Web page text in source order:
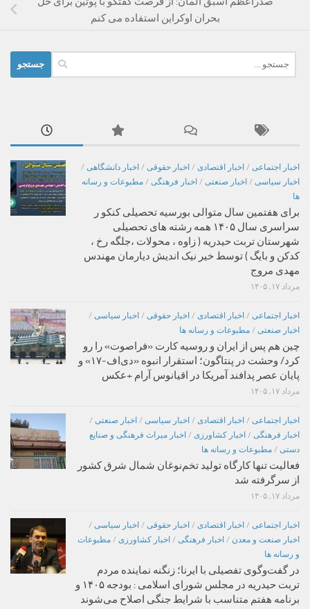
بحران اوکراین استفاده می کنم
برای:
اخبار اجتماعی / اخبار اقتصادی / اخبار حقوقی / اخبار دانشگاهی /
اخبار سیاسی / اخبار صنعتی / اخبار فرهنگی / مطبوعات و رسانه
ها
برای هفتمین سال متوالی بورسیه تحصیلی کنکو ر
سراسری سال ۱۴۰۵ همه رشته های تحصیلی
شهرستان تربت حیدریه ( زاوه ، محولات ،جلگه رخ ،
کدکن و بایگ ) توسط خیر نیک اندیش دیارمان مهندس
مهدی مروج
مرداد ۱۷, ۱۴۰۵
اخبار اجتماعی / اخبار اقتصادی / اخبار حقوقی / اخبار سیاسی /
اخبار صنعتی / مطبوعات و رسانه ها
چین هم پس از ایران و روسیه کارت «فراصوت» را رو
کرد/ وحشت در پنتاگون؛ استقرار انبوه «دی‌اف‑۱۷» و
پایان عصر پدافند آمریکا در اقیانوس آرام +عکس
مرداد ۱۷, ۱۴۰۵
اخبار اجتماعی / اخبار اقتصادی / اخبار سیاسی / اخبار صنعتی /
اخبار فرهنگی / اخبار کشاورزی / اخبار میراث فرهنگی و صنایع
دستی / مطبوعات و رسانه ها
فعالیت تنها کارگاه تولید تخم‌نوغان شمال شرق کشور
از سرگرفته شد
مرداد ۱۷, ۱۴۰۵
اخبار اجتماعی / اخبار اقتصادی / اخبار حقوقی / اخبار سیاسی /
اخبار صنعت و معدن / اخبار فرهنگی / اخبار کشاورزی / مطبوعات
و رسانه ها
در گفت‌وگوی تفصیلی با ایرنا؛ زنگنه نماینده مردم
تربت حیدریه در مجلس شورای اسلامی : بودجه ۱۴۰۵ و
برنامه هفتم متناسب با شرایط جنگی اصلاح می‌شوند